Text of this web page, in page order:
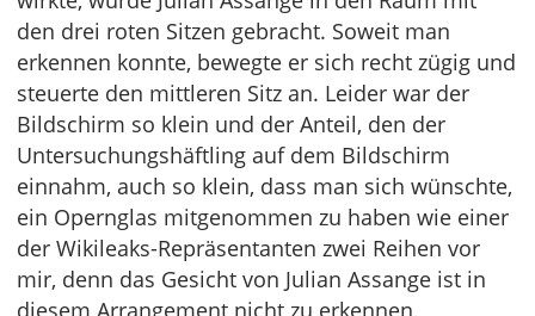
den drei roten Sitzen gebracht. Soweit man
erkennen konnte, bewegte er sich recht zügig und
steuerte den mittleren Sitz an. Leider war der
Bildschirm so klein und der Anteil, den der
Untersuchungshäftling auf dem Bildschirm
einnahm, auch so klein, dass man sich wünschte,
ein Opernglas mitgenommen zu haben wie einer
der Wikileaks-Repräsentanten zwei Reihen vor
mir, denn das Gesicht von Julian Assange ist in
diesem Arrangement nicht zu erkennen,